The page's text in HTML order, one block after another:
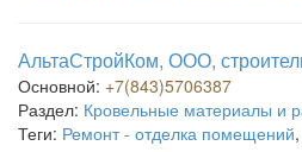
АльтаСтройКом, ООО,
Основной: +7(843)5706387
Раздел: Кровельные материалы и
Теги: Ремонт - отделка помещений,